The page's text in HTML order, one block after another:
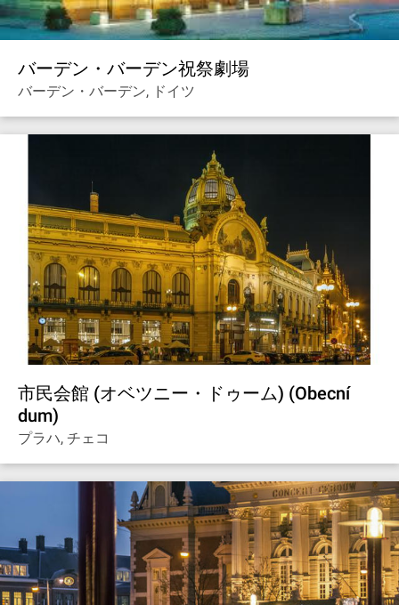
バーデン・バーデン祝祭劇場
バーデン・バーデン, ドイツ
市民会館 (オベツニー・ドゥーム) (Obecní
dum)
プラハ, チェコ